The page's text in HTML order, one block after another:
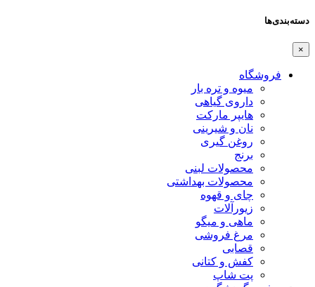
دسته‌بندی‌ها
×
فروشگاه
میوه و تره بار
داروی گیاهی
هایپر مارکت
نان و شیرینی
روغن گیری
برنج
محصولات لبنی
محصولات بهداشتی
چای و قهوه
زیورآلات
ماهی و میگو
مرغ فروشی
قصابی
کفش و کتانی
پت شاپ